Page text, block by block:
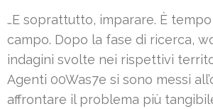
…E soprattutto, imparare. È
campo. Dopo la fase di ricerca,
indagini svolte nei rispettivi
Agenti 00Was7e si sono messi
affrontare il problema più